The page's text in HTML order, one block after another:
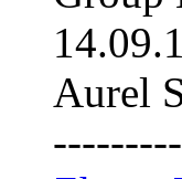
Aurel